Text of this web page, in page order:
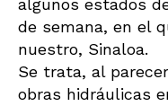
algunos estados
de semana, en el
nuestro, Sinaloa.
Se trata, al
obras hidráulicas